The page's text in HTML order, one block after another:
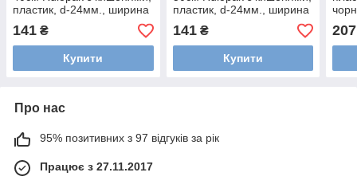
пластик, d-24мм., ширина
11см., різьба/отвір
141 ₴
Купити
пластик, d-24мм., ширина
12см, різьблення/отвір
141₴
Купити
207
Про нас
95% позитивних з 97 відгуків за рік
Працює з 27.11.2017